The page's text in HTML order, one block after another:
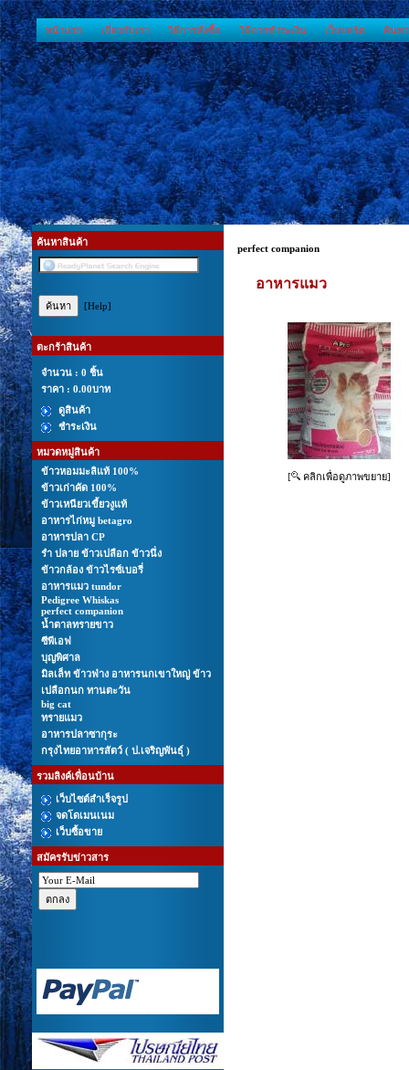
หน้าแรก เกี่ยวกับเรา วิธีการสั่งซื้อ วิธีการชำระเงิน เว็บบอร์ด ค้นห
ค้นหาสินค้า
[Help]
ตะกร้าสินค้า
จำนวน : 0 ชิ้น
ราคา : 0.00บาท
ดูสินค้า
ชำระเงิน
หมวดหมู่สินค้า
ข้าวหอมมะลิแท้ 100%
ข้าวเก่าคัด 100%
ข้าวเหนียวเขี้ยวงูแท้
อาหารไก่หมู betagro
อาหารปลา CP
รํา ปลาย ข้าวเปลือก ข้าวนึ่ง
ข้าวกล้อง ข้าวไรซ์เบอรี่
อาหารแมว tundor
Pedigree Whiskas
perfect companion
นํ้าตาลทรายขาว
ซีพีเอฟ
บุญพิศาล
มิลเล็ท ข้าวฟ่าง อาหารนกเขาใหญ่ ข้าว
เปลือกนก ทานตะวัน
big cat
ทรายแมว
อาหารปลาซากุระ
กรุงไทยอาหารสัตว์ ( ป.เจริญพันธุ์ )
รวมลิงค์เพื่อนบ้าน
เว็บไซต์สำเร็จรูป
จดโดเมนเนม
เว็บซื้อขาย
สมัครรับข่าวสาร
perfect companion
อาหารแมว
[ คลิกเพื่อดูภาพขยาย]